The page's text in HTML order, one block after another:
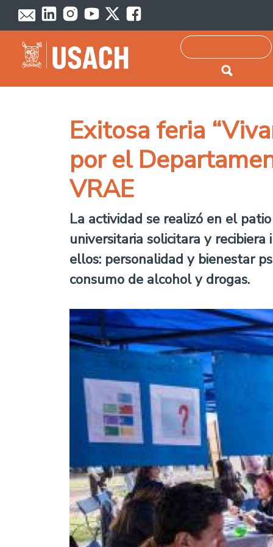
Passar para o conteúdo principal
Pesquisar
Exitosa feria
por el
VRAE
La actividad se realizó en el
universitaria solicitara y
ellos: personalidad y bienestar
consumo de alcohol y drogas.